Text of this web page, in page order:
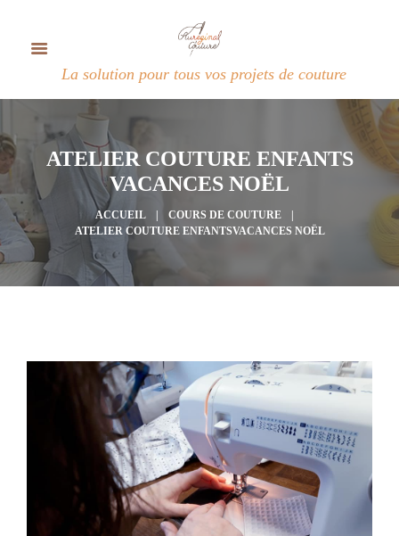
La solution pour tous vos projets de couture
ATELIER COUTURE ENFANTS
VACANCES NOËL
ACCUEIL
COURS DE COUTURE
ATELIER COUTURE ENFANTSVACANCES NOËL